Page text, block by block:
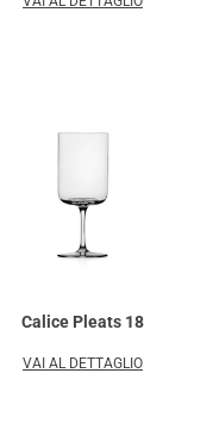
Calice Pleats 18
VAI AL DETTAGLIO